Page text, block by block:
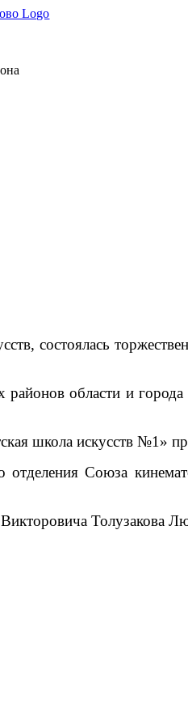
состоялась
области и
школа искусств №1»
отделения Союза
Толузакова